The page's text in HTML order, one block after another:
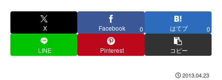
X Facebook 0 はてブ 0
LINE Pinterest コピー
2013.04.23